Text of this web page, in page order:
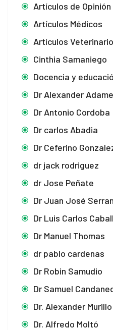
Artículos de Opinión
Artículos Médicos
Artículos
Cinthia Samaniego
Docencia y
Dr Alexander
Dr Antonio Cordoba
Dr carlos Abadia
Dr Ceferino
dr jack rodriguez
dr Jose Peñate
Dr Juan José
Dr Luis Carlos
Dr Manuel Thomas
dr pablo cardenas
Dr Robin Samudio
Dr Samuel
Dr. Alexander Murillo
Dr. Alfredo Moltó